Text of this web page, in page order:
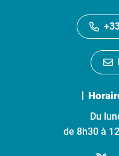
Du
de 8h30 à